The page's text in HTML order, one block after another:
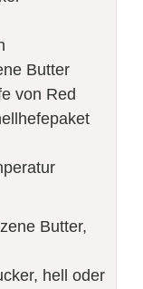
Butter
von Red
Butter,
hell oder